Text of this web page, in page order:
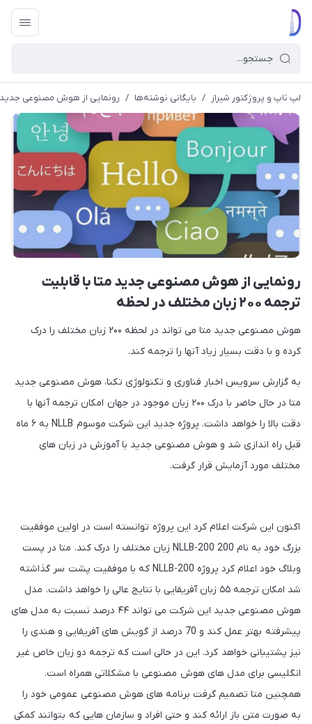
لپ تاپ و پروژکتور شیراز / بایگانی نوشته‌ها / رونمایی از هوش مصنوعی جدید متا با قابلیت
رونمایی از هوش مصنوعی جدید متا با قابلیت
ترجمه ۲۰۰ زبان مختلف در لحظه
هوش مصنوعی جدید متا می تواند در لحظه ۲۰۰ زبان مختلف را درک
کرده و با دقت بسیار زیاد آنها را ترجمه کند.
به گزارش سرویس اخبار فناوری و تکنولوژی تکنا، هوش مصنوعی جدید
متا در حال حاضر با درک ۲۰۰ زبان موجود در جهان امکان ترجمه آنها با
دقت بالا را خواهد داشت. پروژه جدید این شرکت موسوم NLLB به ۶ ماه
قبل راه اندازی شد و هوش مصنوعی جدید با آموزش در زبان های
مختلف مورد آزمایش قرار گرفت.
اکنون این شرکت اعلام کرد این پروژه توانسته است در اولین موفقیت
بزرگ خود به نام NLLB-200 200 زبان مختلف را درک کند. متا در پست
وبلاگ خود اعلام کرد پروژه NLLB-200 که با موفقیت پشت سر گذاشته
شد امکان ترجمه ۵۵ زبان آفریقایی با نتایج عالی را خواهد داشت. مدل
هوش مصنوعی جدید این شرکت می تواند ۴۴ درصد نسبت به مدل های
پیشرفته بهتر عمل کند و 70 درصد از گویش های آفریقایی و هندی را
نیز پشتیبانی خواهد کرد. این در حالی است که ترجمه دو زبان خاص غیر
انگلیسی برای مدل های هوش مصنوعی با مشکلاتی همراه است.
همچنین متا تصمیم گرفت برنامه های هوش مصنوعی عمومی خود را
به صورت متن باز ارائه کند و حتی افراد و سازمان هایی که بتوانند کمکی